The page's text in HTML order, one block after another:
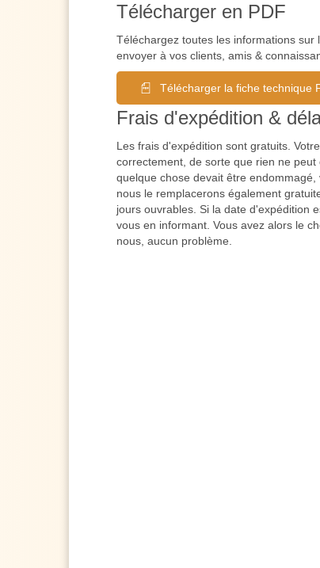
Télécharger en PDF
Téléchargez toutes les informations
envoyer à vos clients, amis &
Télécharger la fiche technique
Frais d'expédition &
Les frais d'expédition sont gratuits.
correctement, de sorte que rien ne
quelque chose devait être
nous le remplacerons également
jours ouvrables. Si la date d'expédition
vous en informant. Vous avez alors le
nous, aucun problème.